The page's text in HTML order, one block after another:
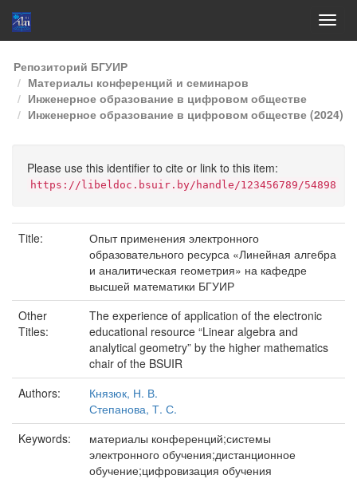
Skip
navigation
Репозиторий БГУИР
Материалы конференций и семинаров
Инженерное образование в цифровом обществе
Инженерное образование в цифровом обществе (2024)
Please use this identifier to cite or link to this item:
https://libeldoc.bsuir.by/handle/123456789/54898
Title:
Опыт применения электронного
образовательного ресурса «Линейная алгебра
и аналитическая геометрия» на кафедре
высшей математики БГУИР
Other
Titles:
The experience of application of the electronic
educational resource “Linear algebra and
analytical geometry” by the higher mathematics
chair of the BSUIR
Authors:
Князюк, Н. В.
Степанова, Т. С.
Keywords:
материалы конференций;системы
электронного обучения;дистанционное
обучение;цифровизация обучения